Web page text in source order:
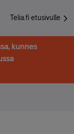
Telia.fi etusivulle
kunnes